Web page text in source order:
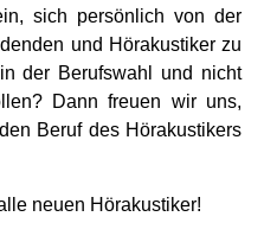
sich persönlich von der
und Hörakustiker zu
der Berufswahl und nicht
Dann freuen wir uns,
Beruf des Hörakustikers
neuen Hörakustiker!